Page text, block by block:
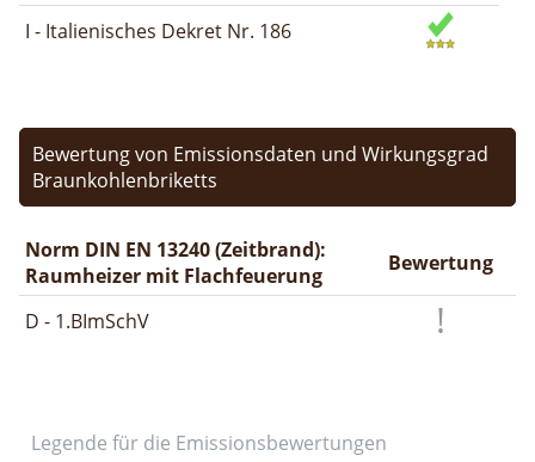
I - Italienisches Dekret Nr. 186
Bewertung von Emissionsdaten und Wirkungsgrad
Braunkohlenbriketts
Norm DIN EN 13240 (Zeitbrand):
Raumheizer mit Flachfeuerung
Bewertung
D - 1.BImSchV
Legende für die Emissionsbewertungen